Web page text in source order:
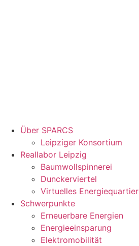
Über SPARCS
Leipziger Konsortium
Reallabor Leipzig
Baumwollspinnerei
Dunckerviertel
Virtuelles Energiequartier
Schwerpunkte
Erneuerbare Energien
Energieeinsparung
Elektromobilität